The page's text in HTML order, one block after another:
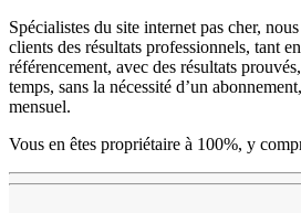
Spécialistes du site internet pas cher,
clients des résultats professionnels, tant
référencement, avec des résultats
temps, sans la nécessité d’un
mensuel.
Vous en êtes propriétaire à 100%, y